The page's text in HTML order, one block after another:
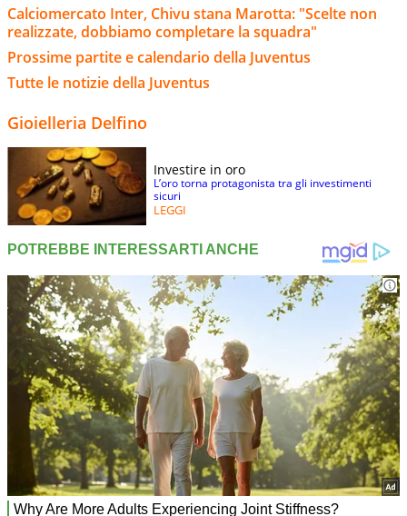
Calciomercato Inter, Chivu stana Marotta: "Scelte non
realizzate, dobbiamo completare la squadra"
Prossime partite e calendario della Juventus
Tutte le notizie della Juventus
Gioielleria Delfino
Investire in oro
L’oro torna protagonista tra gli investimenti
sicuri
LEGGI